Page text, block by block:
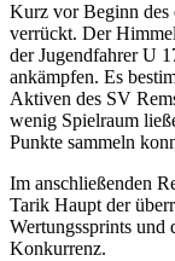
Kurz vor Beginn des
verrückt. Der
der Jugendfahrer U
ankämpfen. Es
Aktiven des SV
wenig Spielraum
Punkte sammeln
Im anschließenden
Tarik Haupt der
Wertungssprints und
Konkurrenz.